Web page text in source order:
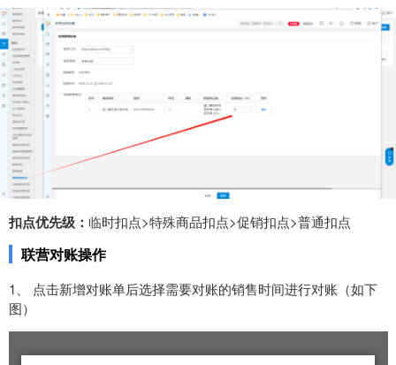
扣点优先级： 临时扣点>特殊商品扣点>促销扣点>普通扣点
联营对账操作
1、 点击新增对账单后选择需要对账的销售时间进行对账（如下
图）